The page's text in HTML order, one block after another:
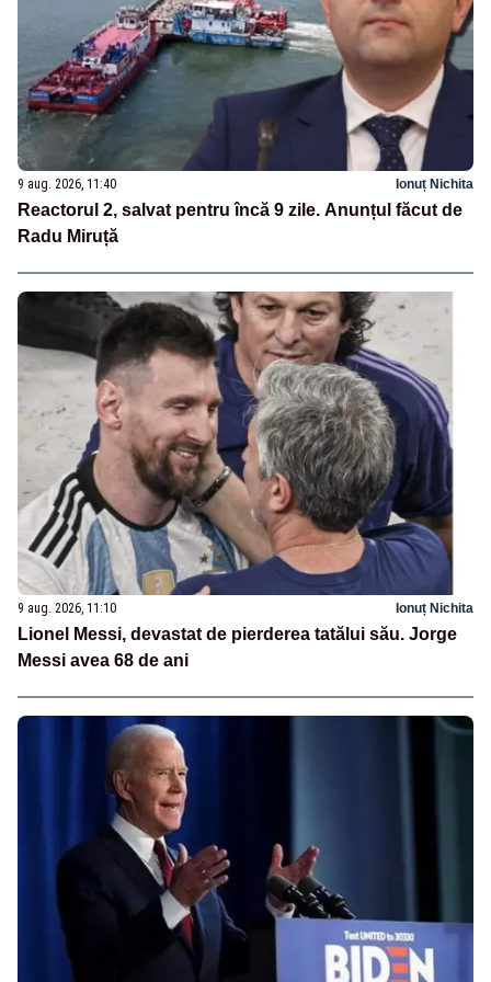
9 aug. 2026, 11:40 Ionuț Nichita
Reactorul 2, salvat pentru încă 9 zile. Anunțul făcut de
Radu Miruță
9 aug. 2026, 11:10 Ionuț Nichita
Lionel Messi, devastat de pierderea tatălui său. Jorge
Messi avea 68 de ani